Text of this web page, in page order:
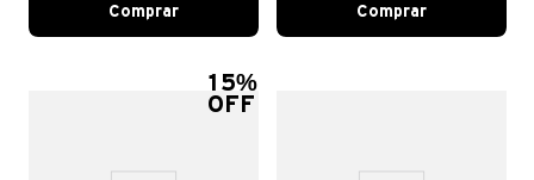
Comprar Comprar
15%
OFF